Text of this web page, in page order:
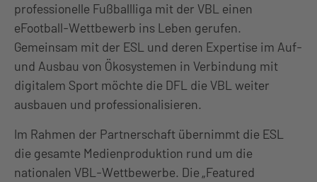
professionelle Fußballliga mit der VBL einen
eFootball-Wettbewerb ins Leben gerufen.
Gemeinsam mit der ESL und deren Expertise im Auf-
und Ausbau von Ökosystemen in Verbindung mit
digitalem Sport möchte die DFL die VBL weiter
ausbauen und professionalisieren.
Im Rahmen der Partnerschaft übernimmt die ESL
die gesamte Medienproduktion rund um die
nationalen VBL-Wettbewerbe. Die „Featured